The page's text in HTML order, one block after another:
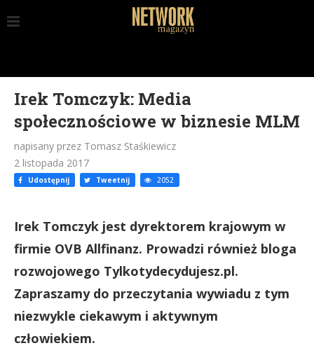
Irek Tomczyk: Media
społecznościowe w biznesie MLM
napisany przez Tomasz Staśkiewicz
2 listopada 2017
Udostępnij Tweetnij 2052
Irek Tomczyk jest dyrektorem krajowym w
firmie OVB Allfinanz. Prowadzi również bloga
rozwojowego Tylkotydecydujesz.pl.
Zapraszamy do przeczytania wywiadu z tym
niezwykle ciekawym i aktywnym
człowiekiem.